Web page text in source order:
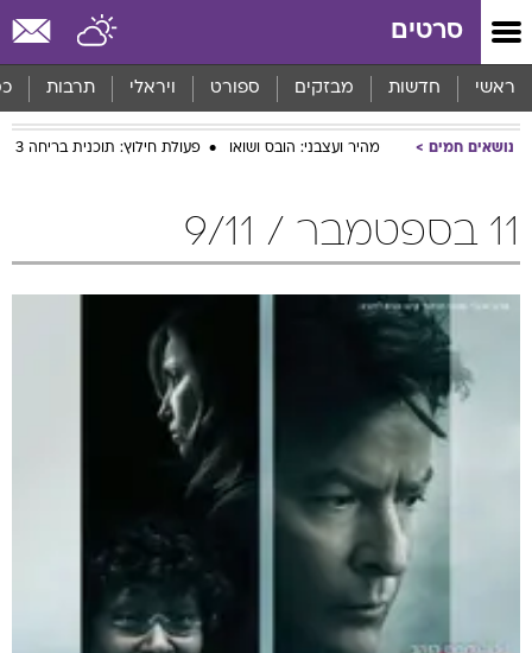
סרטים
ראשי חדשות מבזקים ספורט ויראלי תרבות
נושאים חמים מהיר ועצבני: הובס ושואו פעולת חילוץ: תוכנית בריחה 3
11 בספטמבר / 9/11